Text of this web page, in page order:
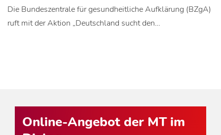
Die Bundeszentrale für gesundheitliche Aufklärung (BZgA)
ruft mit der Aktion „Deutschland sucht den…
Online-Angebot der MT im